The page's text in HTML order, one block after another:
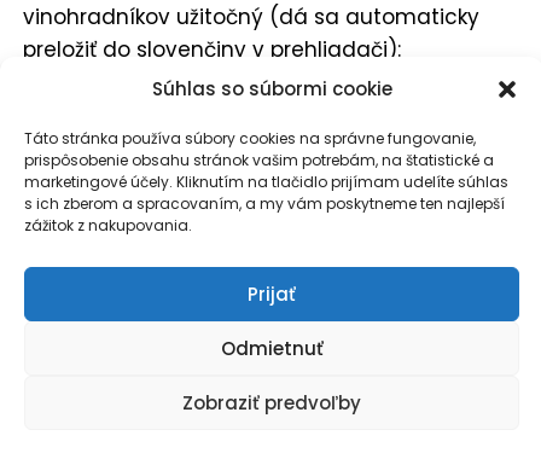
Súhlas so súbormi cookie
Táto stránka používa súbory cookies na správne fungovanie,
prispôsobenie obsahu stránok vašim potrebám, na štatistické a
marketingové účely. Kliknutím na tlačidlo prijímam udelíte súhlas
s ich zberom a spracovaním, a my vám poskytneme ten najlepší
zážitok z nakupovania.
Prijať
Odmietnuť
Zobraziť predvoľby
vinohradníkov užitočný (dá sa automaticky
preložiť do slovenčiny v prehliadači):
https://www.researchgate.net/publication/260
scence_doree_vector_Scaphoideus_titanus
_A_review
Z článku ma zaujala najmä možnosť tzv.
odpudzovania škodcu z vinice a jeho prilákania
na iné, atraktívnejšie rastliny, kde sa potom
likviduje lokálne. Autori navrhujú vysadiť na
vraj pre prenášača atraktívnejšie, takže by